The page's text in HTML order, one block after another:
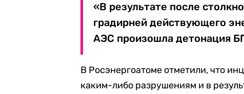
«В результате после
градирней действующего
АЭС произошла детонация
В Росэнергоатоме отметили, что
каким-либо разрушениям и в